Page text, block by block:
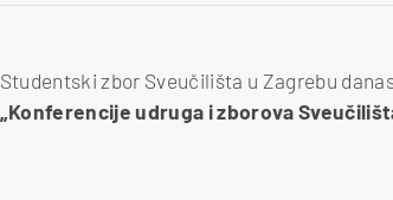
Studentski zbor Sveučilišta u Zagrebu
„Konferencije udruga i zborova